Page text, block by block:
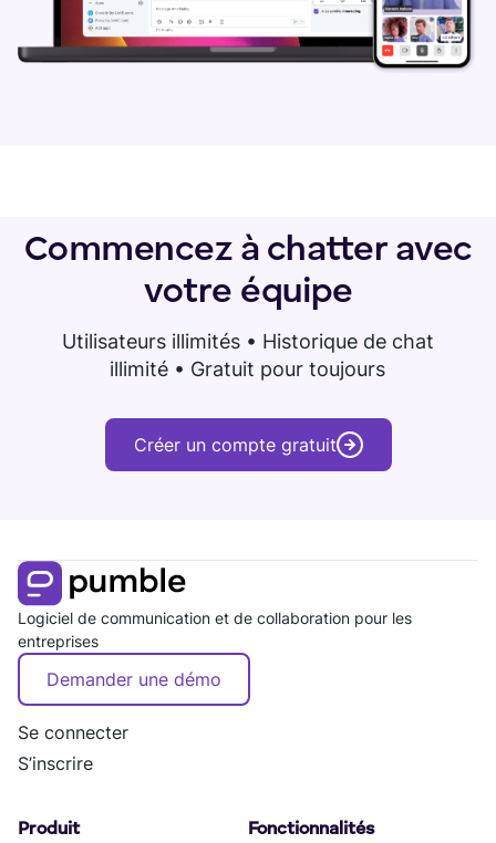
Commencez à chatter avec
votre équipe
Utilisateurs illimités • Historique de chat
illimité • Gratuit pour toujours
Créer un compte gratuit
Logiciel de communication et de collaboration pour les
entreprises
Demander une démo
Se connecter
S’inscrire
Produit Fonctionnalités